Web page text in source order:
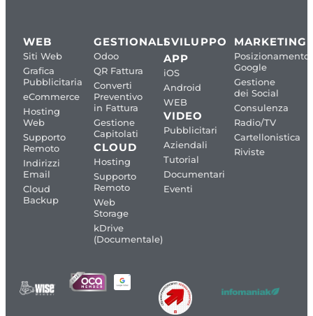
WEB
Siti Web
Grafica
Pubblicitaria
eCommerce
Hosting
Web
Supporto
Remoto
Indirizzi
Email
Cloud
Backup
GESTIONALI
Odoo
QR Fattura
Converti
Preventivo
in Fattura
Gestione
Capitolati
CLOUD
Hosting
Supporto
Remoto
Web
Storage
kDrive
(Documentale)
SVILUPPO
APP
iOS
Android
WEB
VIDEO
Pubblicitari
Aziendali
Tutorial
Documentari
Eventi
MARKETING
Posizionamento
Google
Gestione
dei Social
Consulenza
Radio/TV
Cartellonistica
Riviste